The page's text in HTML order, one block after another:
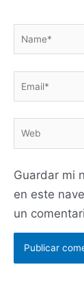
Name*
Email*
Web
Guardar mi
en este
un